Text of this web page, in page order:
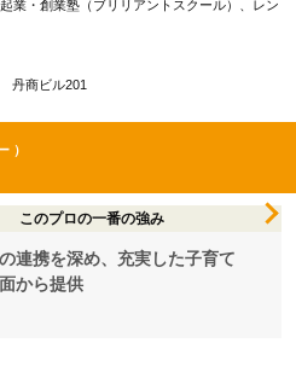
業・創業塾（ブリリアントスクール）、レン
丹商ビル201
）
このプロの一番の強み
連携を深め、充実した子育て
から提供